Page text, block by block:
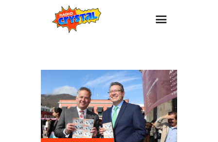
Estaciones
Eventos
Promociones
Noticias